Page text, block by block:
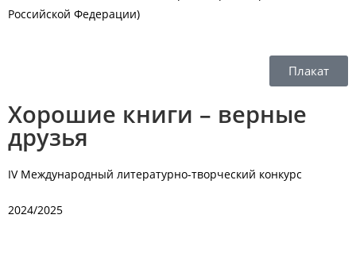
Российской Федерации)
Плакат
Хорошие книги – верные
друзья
IV Международный литературно-творческий конкурс
2024/2025